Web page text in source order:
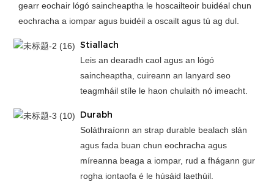
gearr eochair lógó saincheaptha le hoscailteoir buidéal chun
eochracha a iompar agus buidéil a oscailt agus tú ag dul.
Stiallach
Leis an dearadh caol agus an lógó
saincheaptha, cuireann an lanyard seo
teagmháil stíle le haon chulaith nó imeacht.
Durabh
Soláthraíonn an strap durable bealach slán
agus fada buan chun eochracha agus
míreanna beaga a iompar, rud a fhágann gur
rogha iontaofa é le húsáid laethúil.